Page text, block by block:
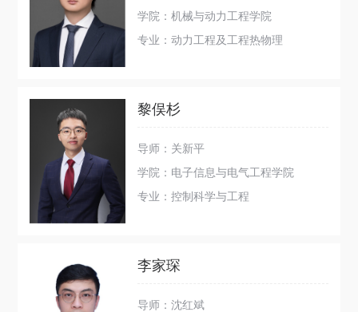
学院：机械与动力工程学院
专业：动力工程及工程热物理
黎俣杉
导师：关新平
学院：电子信息与电气工程学院
专业：控制科学与工程
李家琛
导师：沈红斌